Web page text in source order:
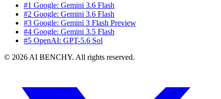
#1 Google: Gemini 3.6 Flash
#2 Google: Gemini 3.6 Flash
#3 Google: Gemini 3 Flash Preview
#4 Google: Gemini 3.5 Flash
#5 OpenAI: GPT-5.6 Sol
© 2026 AI BENCHY. All rights reserved.